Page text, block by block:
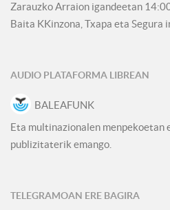
Zarauzko Arraion igandeetan
Baita KKinzona, Txapa eta Segura
AUDIO PLATAFORMA LIBREAN
BALEAFUNK
Eta multinazionalen menpekoetan
publizitaterik emango.
TELEGRAMOAN ERE BAGIRA